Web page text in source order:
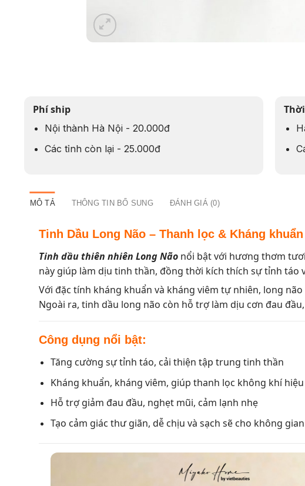
Phí ship
Nội thành Hà Nội - 20.000đ
Các tỉnh còn lại - 25.000đ
MÔ TẢ THÔNG TIN BỔ SUNG ĐÁNH GIÁ (0)
Tinh Dầu Long Não – Thanh lọc & Kháng khuẩn
Tinh dầu thiên nhiên Long Nãonổi bật với hương thơm tươi
này giúp làm dịu tinh thần, đồng thời kích thích sự tỉnh
Với đặc tính kháng khuẩn và kháng viêm tự nhiên, long
Ngoài ra, tinh dầu long não còn hỗ trợ làm dịu cơn đau
Công dụng nổi bật:
Tăng cường sự tỉnh táo, cải thiện tập trung tinh thần
Kháng khuẩn, kháng viêm, giúp thanh lọc không khí
Hỗ trợ giảm đau đầu, nghẹt mũi, cảm lạnh nhẹ
Tạo cảm giác thư giãn, dễ chịu và sạch sẽ cho không